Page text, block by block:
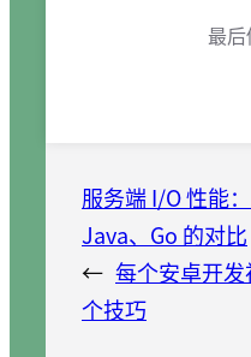
最后
服务端 I/O 性能
Java、Go 的对比
← 每个安卓开
个技巧